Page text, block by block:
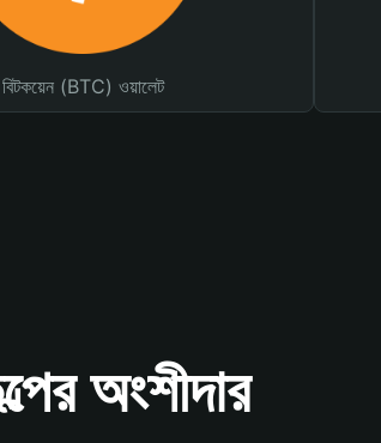
বিটকয়েন (BTC) ওয়ালেট
অংশীদার